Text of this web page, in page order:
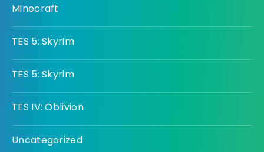
Minecraft
TES 5: Skyrim
TES 5: Skyrim
TES IV: Oblivion
Uncategorized